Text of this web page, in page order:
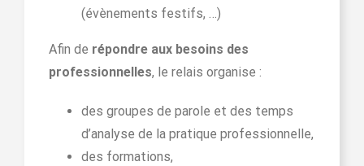
(évènements festifs, …)
Afin de répondre aux besoins des
professionnelles, le relais organise :
​des groupes de parole et des temps
d’analyse de la pratique professionnelle,
des formations,